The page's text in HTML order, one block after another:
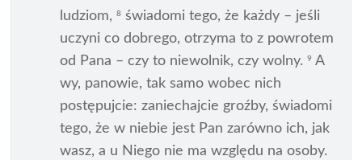
ludziom,8 świadomi tego, że każdy – jeśli
uczyni co dobrego, otrzyma to z powrotem
od Pana – czy to niewolnik, czy wolny.9 A
wy, panowie, tak samo wobec nich
postępujcie: zaniechajcie groźby, świadomi
tego, że w niebie jest Pan zarówno ich, jak
wasz, a u Niego nie ma względu na osoby.